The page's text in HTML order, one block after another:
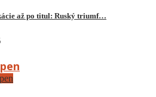
až po titul: Ruský triumf…